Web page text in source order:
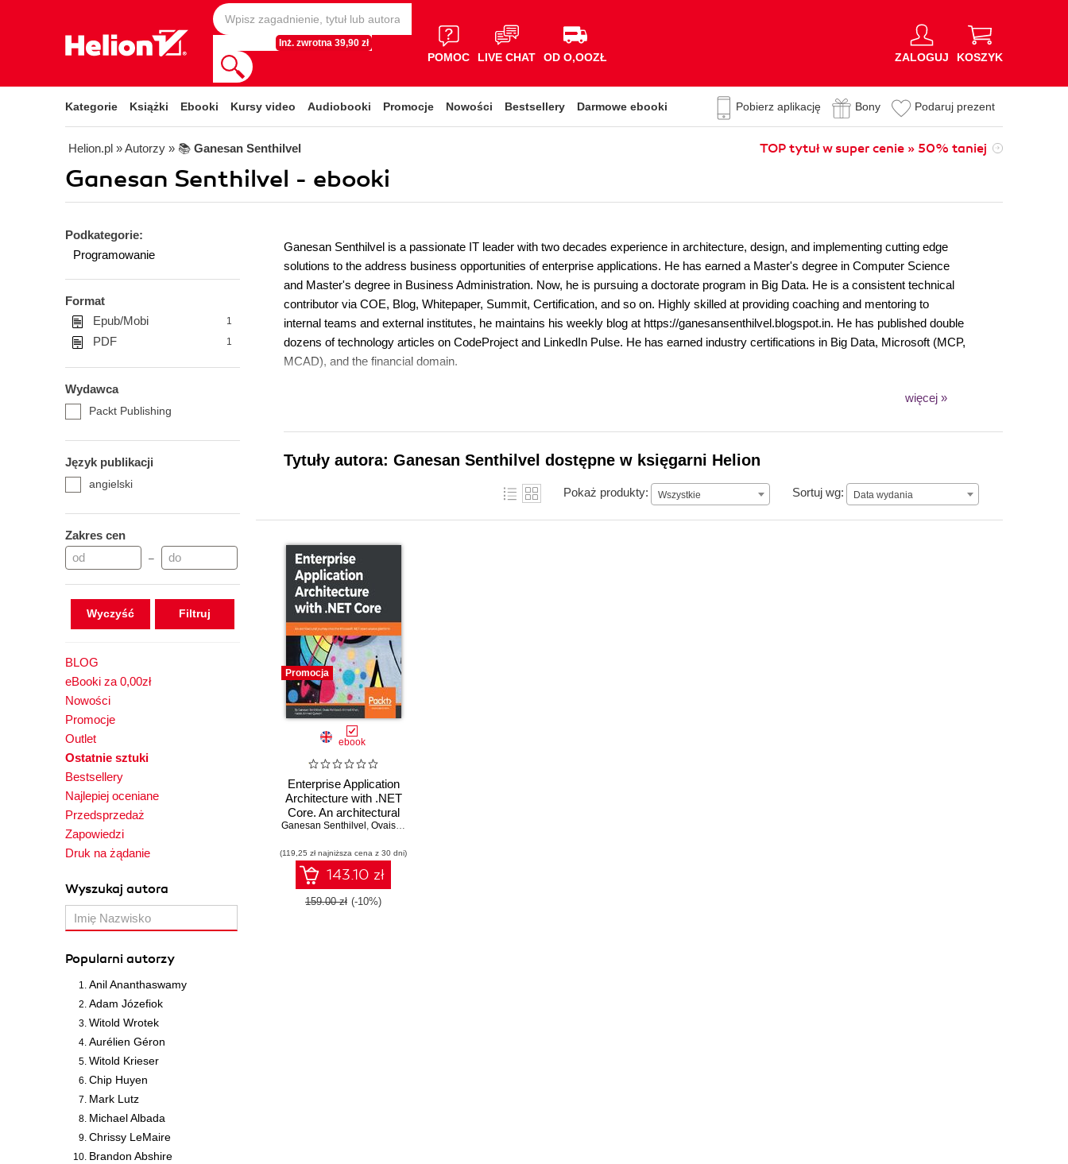
Inż. zwrotna 39,90 zł
POMOC LIVE CHAT OD O,OOZŁ ZALOGUJ KOSZYK
Kategorie Książki Ebooki Kursy video Audiobooki Promocje Nowości Bestsellery Darmowe ebooki Pobierz aplikację Bony Podaruj prezent
Helion.pl » Autorzy » 📚 Ganesan Senthilvel TOP tytuł w super cenie » 50% taniej
Ganesan Senthilvel - ebooki
Podkategorie:
Programowanie
Format
Epub/Mobi
1
PDF 1
Wydawca
Packt Publishing
Język publikacji
angielski
Zakres cen
–
Wyczyść
BLOG
eBooki za 0,00zł
Nowości
Promocje
Outlet
Ostatnie sztuki
Bestsellery
Najlepiej oceniane
Przedsprzedaż
Zapowiedzi
Druk na żądanie
Wyszukaj autora
Popularni autorzy
Anil Ananthaswamy
Adam Józefiok
Witold Wrotek
Aurélien Géron
Witold Krieser
Chip Huyen
Mark Lutz
Michael Albada
Chrissy LeMaire
Brandon Abshire
Ganesan Senthilvel is a passionate IT leader with two decades experience in architecture, design, and implementing cutting edge
solutions to the address business opportunities of enterprise applications. He has earned a Master's degree in Computer Science
and Master's degree in Business Administration. Now, he is pursuing a doctorate program in Big Data. He is a consistent technical
contributor via COE, Blog, Whitepaper, Summit, Certification, and so on. Highly skilled at providing coaching and mentoring to
internal teams and external institutes, he maintains his weekly blog at https://ganesansenthilvel.blogspot.in. He has published double
dozens of technology articles on CodeProject and LinkedIn Pulse. He has earned industry certifications in Big Data, Microsoft (MCP,
MCAD), and the financial domain.
więcej »
Tytuły autora: Ganesan Senthilvel dostępne w księgarni Helion
Pokaż produkty: Wszystkie Sortuj wg: Data wydania
Data wydania
Promocja
ebook
Enterprise Application
Architecture with .NET
Core. An architectural
journey into the
source platform
Ganesan Senthilvel , Ovais Mehboob Ahmed Khan
(119,25 zł najniższa cena z 30 dni)
143.10 zł
159.00 zł (-10%)